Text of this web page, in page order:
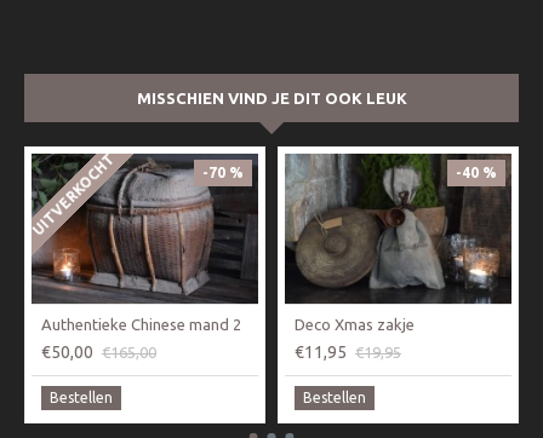
MISSCHIEN VIND JE DIT OOK LEUK
-70 %
UITVERKOCHT
Authentieke Chinese mand 2
€50,00 €165,00
Bestellen
-40 %
Deco Xmas zakje
€11,95 €19,95
Bestellen